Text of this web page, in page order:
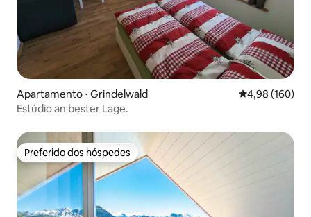
Apartamento ⋅ Grindelwald 4,98 de uma
4,98 (160)
Estúdio an bester Lage.
Preferido dos hóspedes
Preferido dos hóspedes